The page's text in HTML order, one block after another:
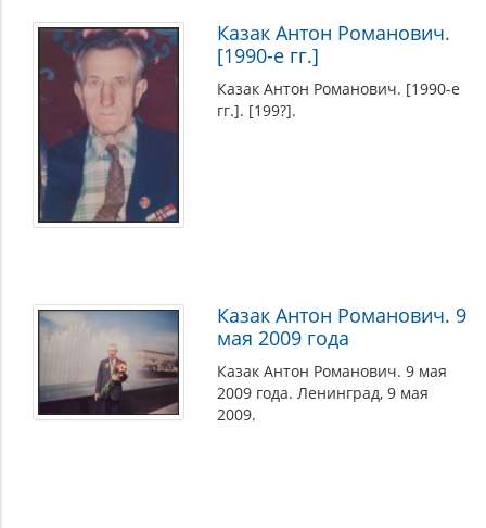
Казак Антон Романович.
[1990-е гг.]
Казак Антон Романович. [1990-е
гг.]. [199?].
Казак Антон Романович. 9
мая 2009 года
Казак Антон Романович. 9 мая
2009 года. Ленинград, 9 мая
2009.